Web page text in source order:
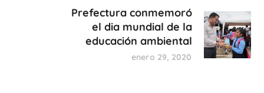
Prefectura conmemoró
el dia mundial de la
educación ambiental
enero 29, 2020